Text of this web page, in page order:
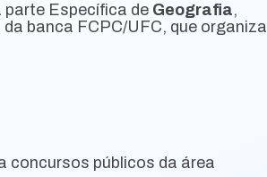
parte Específica de Geografia,
banca FCPC/UFC, que organiza
concursos públicos da área